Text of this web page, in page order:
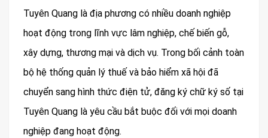
Tuyên Quang là địa phương có nhiều doanh nghiệp
hoạt động trong lĩnh vực lâm nghiệp, chế biến gỗ,
xây dựng, thương mại và dịch vụ. Trong bối cảnh toàn
bộ hệ thống quản lý thuế và bảo hiểm xã hội đã
chuyển sang hình thức điện tử, đăng ký chữ ký số tại
Tuyên Quang là yêu cầu bắt buộc đối với mọi doanh
nghiệp đang hoạt động.